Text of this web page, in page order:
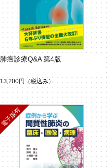
肺癌診療Q&A 第4版
13,200円 （税込み）